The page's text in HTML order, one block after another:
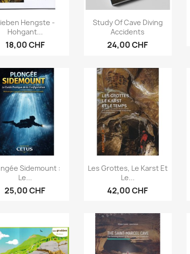
Aperçu rapide
Hengste -
Hohgant...
18,00 CHF
Aperçu rapide
Study Of Cave Diving
Accidents
24,00 CHF
Aperçu rapide
Sidemount :
Le...
25,00 CHF
Aperçu rapide
Les Grottes, Le Karst Et
Le...
42,00 CHF